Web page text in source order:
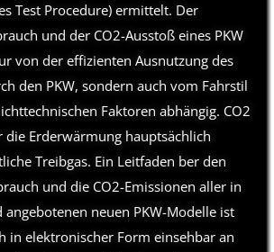
Test Procedure) ermittelt. Der
und der CO2-Ausstoß eines PKW
von der effizienten Ausnutzung des
den PKW, sondern auch vom Fahrstil
Faktoren abhängig. CO2
die Erderwärmung hauptsächlich
Treibgas. Ein Leitfaden ber den
und die CO2-Emissionen aller in
angebotenen neuen PKW-Modelle ist
in elektronischer Form einsehbar an